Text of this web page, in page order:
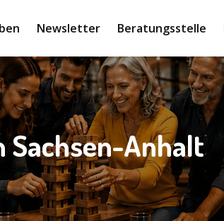
Newsletter Beratungsstelle
Anhalt